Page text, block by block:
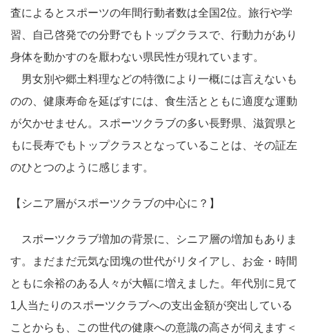
査によるとスポーツの年間行動者数は全国2位。旅行や学
習、自己啓発での分野でもトップクラスで、行動力があり
身体を動かすのを厭わない県民性が現れています。
男女別や郷土料理などの特徴により一概には言えないも
のの、健康寿命を延ばすには、食生活とともに適度な運動
が欠かせません。スポーツクラブの多い長野県、滋賀県と
もに長寿でもトップクラスとなっていることは、その証左
のひとつのように感じます。
【シニア層がスポーツクラブの中心に？】
スポーツクラブ増加の背景に、シニア層の増加もありま
す。まだまだ元気な団塊の世代がリタイアし、お金・時間
ともに余裕のある人々が大幅に増えました。年代別に見て
1人当たりのスポーツクラブへの支出金額が突出している
ことからも、この世代の健康への意識の高さが伺えます＜